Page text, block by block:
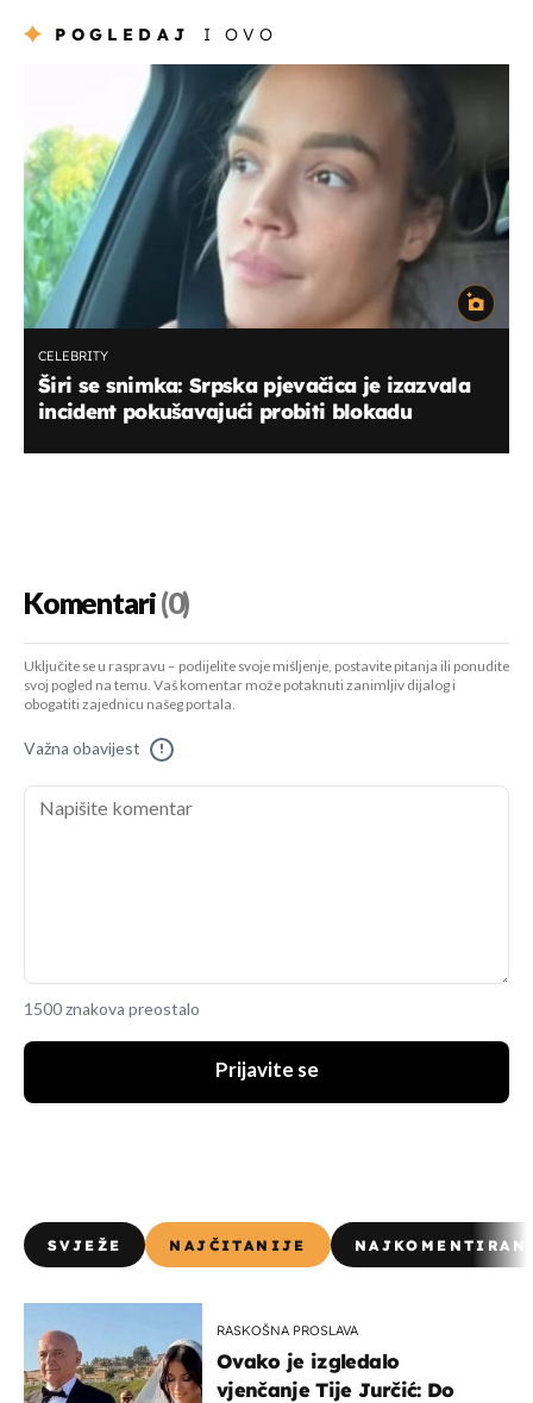
POGLEDAJ I OVO
CELEBRITY
Širi se snimka: Srpska pjevačica je izazvala
incident pokušavajući probiti blokadu
Komentari(0)
Uključite se u raspravu – podijelite svoje mišljenje, postavite pitanja ili ponudite
svoj pogled na temu. Vaš komentar može potaknuti zanimljiv dijalog i
obogatiti zajednicu našeg portala.
Važna obavijest !
1500 znakova preostalo
Prijavite se
SVJEŽE NAJČITANIJE
RASKOŠNA PROSLAVA
Ovako je izgledalo
vjenčanje Tije Jurčić: Do